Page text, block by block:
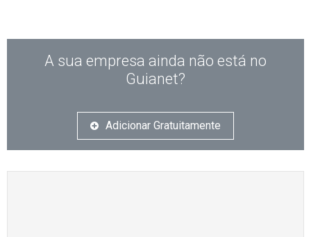
A sua empresa ainda não está no
Guianet?
Adicionar Gratuitamente